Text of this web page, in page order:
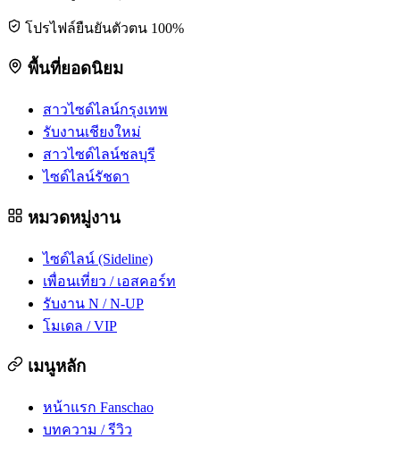
โปรไฟล์ยืนยันตัวตน 100%
พื้นที่ยอดนิยม
สาวไซด์ไลน์กรุงเทพ
รับงานเชียงใหม่
สาวไซด์ไลน์ชลบุรี
ไซด์ไลน์รัชดา
หมวดหมู่งาน
ไซด์ไลน์ (Sideline)
เพื่อนเที่ยว / เอสคอร์ท
รับงาน N / N-UP
โมเดล / VIP
เมนูหลัก
หน้าแรก Fanschao
บทความ / รีวิว